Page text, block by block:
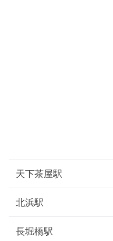
天下茶屋駅
北浜駅
長堀橋駅